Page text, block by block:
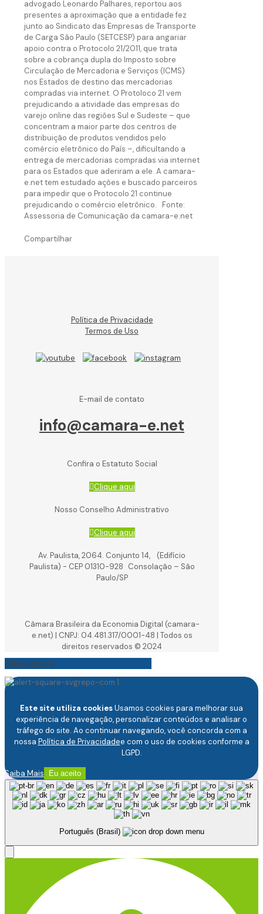
advogado Leonardo Palhares, reportou aos
presentes a aproximação que a entidade fez
junto ao Sindicato das Empresas de Transporte
de Carga São Paulo (SETCESP) para angariar
apoio contra o Protocolo 21/2011, que trata
sobre a cobrança dupla do Imposto sobre
Circulação de Mercadoria e Serviços (ICMS)
nos Estados de destino das mercadorias
compradas via internet. O Protoloco 21 vem
prejudicando a atividade das empresas do
varejo online das regiões Sul e Sudeste – que
concentram a maior parte dos centros de
distribuição de produtos vendidos pelo
comércio eletrônico do País –, dificultando a
entrega de mercadorias compradas via internet
para os Estados que aderiram a ele. A camara-
e.net tem estudado ações e buscado parceiros
para impedir que o Protocolo 21 continue
prejudicando o comércio eletrônico. Fonte:
Assessoria de Comunicação da camara-e.net
Compartilhar
Política de Privacidade
Termos de Uso
E-mail de contato
info@camara-e.net
Confira o Estatuto Social
Clique aqui
Nosso Conselho Administrativo
Clique aqui
Av. Paulista, 2064. Conjunto 14, (Edifício
Paulista) - CEP 01310-928 Consolação – São
Paulo/SP
Câmara Brasileira da Economia Digital (camara-
e.net) | CNPJ: 04.481.317/0001-48 | Todos os
direitos reservados © 2024
Fale conosco
Este site utiliza cookiesUsamos cookies para melhorar sua
experiência de navegação, personalizar conteúdos e analisar o
tráfego do site. Ao continuar navegando, você concorda com a
nossa Política de Privacidadee com o uso de cookies conforme a
LGPD.
Saiba Mais Eu aceito
Português (Brasil)